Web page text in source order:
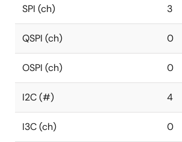
SPI (ch) 3
QSPI (ch) 0
OSPI (ch) 0
I2C (#) 4
I3C (ch) 0